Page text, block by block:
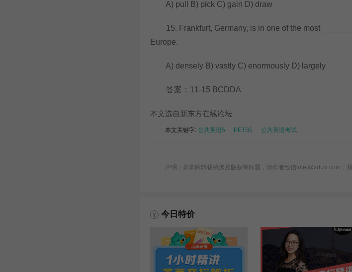
A) pull B) pick C) gain D) draw
15. Frankfurt, Germany, is in one of the most
Europe.
A) densely B) vastly C) enormously D) largely
答案：11-15 BCDDA
本文选自新东方在线论坛
本文关键字: 公共英语5 PETS5 公共英语考试
声明：如本网转载稿涉及版权等问题，请作者致信lulei@xdfzx.com，我
今日特价